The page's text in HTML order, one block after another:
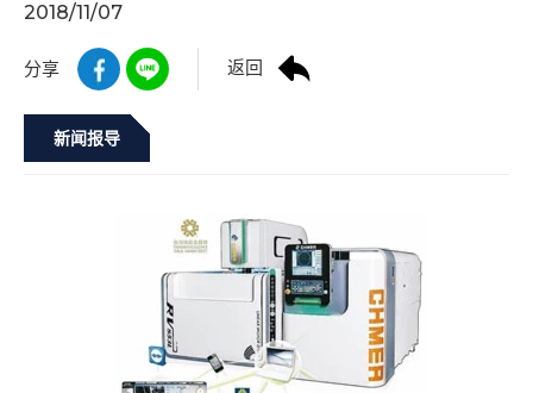
2018/11/07
分享 返回
新闻报导